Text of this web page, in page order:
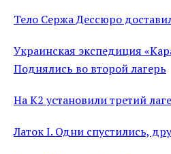
Тело Сержа Дессюро
Украинская экспедиция
Поднялись во второй лагерь
На К2 установили третий
Латок I. Одни спустились,